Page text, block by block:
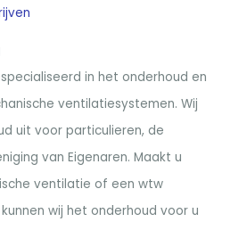
in het onderhoud en
ventilatiesystemen. Wij
uit voor particulieren, de
van Eigenaren. Maakt u
ventilatie of een wtw
wij het onderhoud voor u